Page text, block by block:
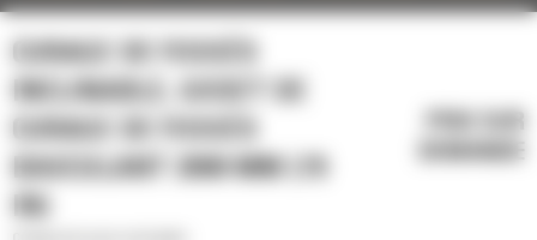
INCLINABLE, GODET DE
BASCULANT 2000 MM (79
IN)